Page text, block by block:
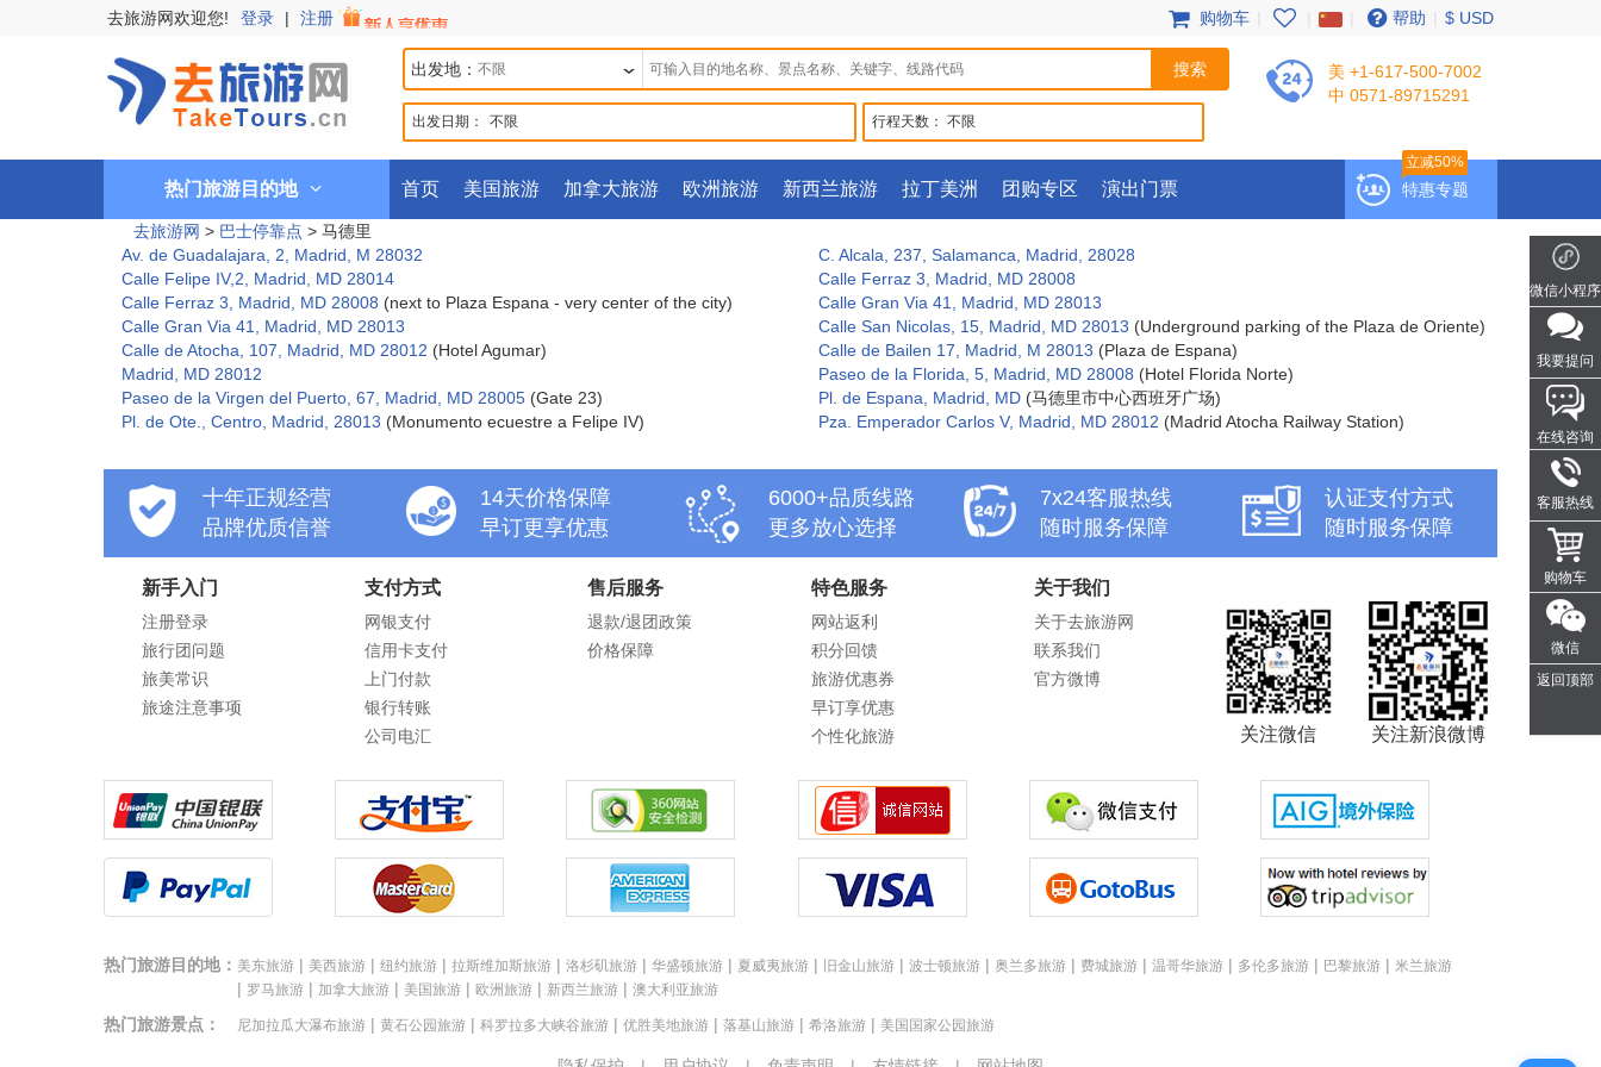
去旅游网欢迎您! 登录 | 注册 购物车 帮助 $ USD
出发地：
出发日期： 不限 行程天数： 不限
美 +1-617-500-7002
中 0571-89715291
热门旅游目的地 首页 美国旅游 加拿大旅游 欧洲旅游 新西兰旅游 拉丁美洲 团购专区 演出门票 特惠专题
立减50%
去旅游网 > 巴士停靠点 > 马德里
Av. de Guadalajara, 2, Madrid, M 28032
C. Alcala, 237, Salamanca, Madrid, 28028
Calle Felipe IV,2, Madrid, MD 28014
Calle Ferraz 3, Madrid, MD 28008
Calle Ferraz 3, Madrid, MD 28008 (next to Plaza Espana - very center of the city)
Calle Gran Via 41, Madrid, MD 28013
Calle Gran Via 41, Madrid, MD 28013
Calle San Nicolas, 15, Madrid, MD 28013 (Underground parking of the Plaza de Oriente)
Calle de Atocha, 107, Madrid, MD 28012 (Hotel Agumar) Calle de Bailen 17, Madrid, M 28013 (Plaza de Espana)
Madrid, MD 28012
Paseo de la Florida, 5, Madrid, MD 28008 (Hotel Florida Norte)
Paseo de la Virgen del Puerto, 67, Madrid, MD 28005 (Gate 23) Pl. de Espana, Madrid, MD (马德里市中心西班牙广场)
Pl. de Ote., Centro, Madrid, 28013 (Monumento ecuestre a Felipe IV) Pza. Emperador Carlos V, Madrid, MD 28012 (Madrid Atocha Railway Station)
微信小程序
我要提问
在线咨询
客服热线
购物车
微信
返回顶部
十年正规经营
品牌优质信誉
14天价格保障
早订更享优惠
6000+品质线路
更多放心选择
7x24客服热线
随时服务保障
认证支付方式
随时服务保障
新手入门
注册登录
旅行团问题
旅美常识
旅途注意事项
支付方式
网银支付
信用卡支付
上门付款
银行转账
公司电汇
售后服务
退款/退团政策
价格保障
特色服务
网站返利
积分回馈
旅游优惠券
早订享优惠
个性化旅游
关于我们
关于去旅游网
联系我们
官方微博
关注微信 关注新浪微博
热门旅游目的地： 美东旅游 | 美西旅游 | 纽约旅游 | 拉斯维加斯旅游 | 洛杉矶旅游 | 华盛顿旅游 | 夏威夷旅游 | 旧金山旅游 | 波士顿旅游 | 奥兰多旅游 | 费城旅游 | 温哥华旅游 | 多伦多旅游 | 巴黎旅游 | 米兰旅游
| 罗马旅游 | 加拿大旅游 | 美国旅游 | 欧洲旅游 | 新西兰旅游 | 澳大利亚旅游
热门旅游景点： 尼加拉瓜大瀑布旅游 | 黄石公园旅游 | 科罗拉多大峡谷旅游 | 优胜美地旅游 | 落基山旅游 | 希洛旅游 | 美国国家公园旅游